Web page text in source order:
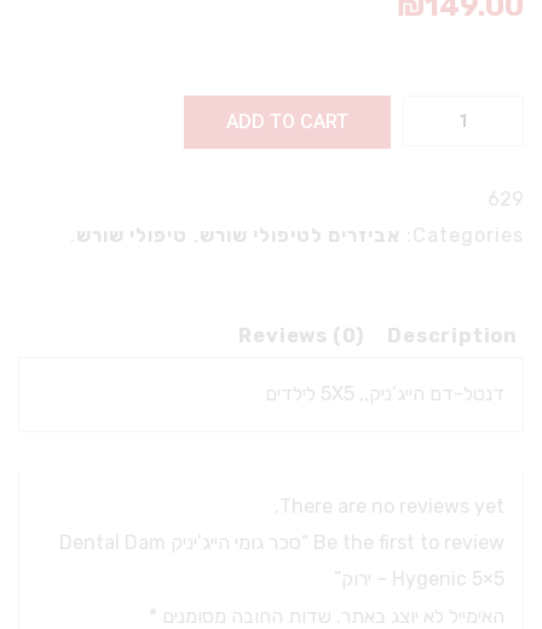
ADD TO CART
629
Categories:
אביזרים לטיפולי שורש, טיפולי שורש .
Description
Reviews (0)
דנטל-דם הייג’ניק,, 5X5 לילדים
There are no reviews yet.
Be the first to review “סכר גומי הייג’יניק Dental Dam
Hygenic 5×5 – ירוק”
האימייל לא יוצג באתר. שדות החובה מסומנים *